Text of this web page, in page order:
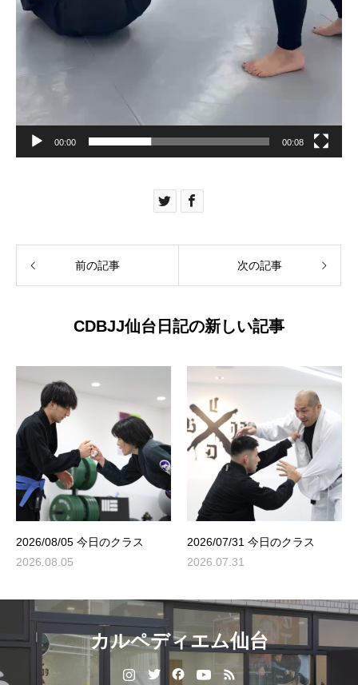
00:00 00:08
前の記事 次の記事
CDBJJ仙台日記の新しい記事
2026/08/05 今日のクラス
2026.08.05
2026/07/31 今日のクラス
2026.07.31
カルペディエム仙台